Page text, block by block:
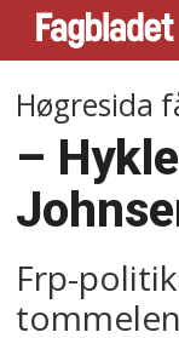
Høgresida
–
Frp-